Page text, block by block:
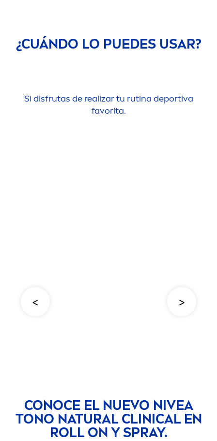
¿CUÁNDO LO PUEDES USAR?
Mientras tú proteges a los que más quieres.
CONOCE EL NUEVO NIVEA
TONO NATURALCLINICAL EN
ROLL ON Y SPRAY.